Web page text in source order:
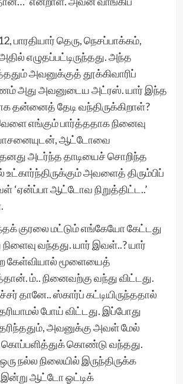
பாரதியார் தெரு, நெசப்பாக்கம்,
எழுதப்பட்டிருந்தது. அந்த
அவனுக்குத் தூக்கிவாரிப்
அது அவனுடைய அட்ரஸ். யார் இந்த
தன்னைத் தேடி வந்திருக்கிறாள்?
எங்கும் பார்த்ததாக நினைவு
ஆட்டோவை
தனது அடர்ந்த தாடியைச் சொறிந்த
உட்கார்ந்திருக்கும் அவளைத் திரும்பிப்
‘ஏன்ப்பா ஆட்டோவ நிறுத்திட்ட..’
குரலை மட்டும் எங்கேயோ கேட்டது
வந்தது. யார் இவள்..? யார்
கேள்வியால் மூளையைத்
ம்.. நினைவற்கு வந்து விட்டது.
தானே.. ஸ்கார்ப் கட்டியிருந்ததால்
போய் விட்டது. இப்போது
அவனுக்கு அவள் மேல்
கொண்டு வந்தது.
நல்ல நிலையில் இருந்திருக்க
ஆட்டோ ஓட்டிக்